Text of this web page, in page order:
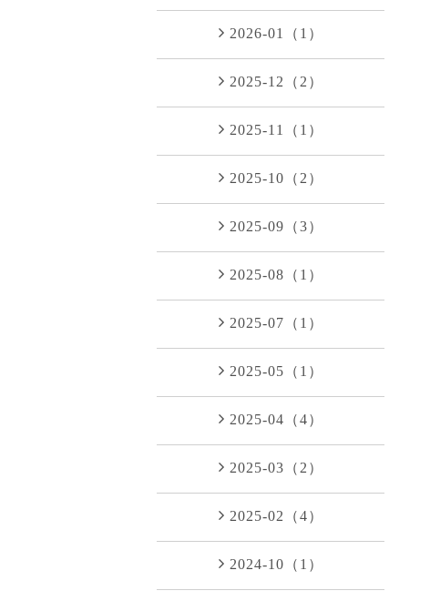
2026-01（1）
2025-12（2）
2025-11（1）
2025-10（2）
2025-09（3）
2025-08（1）
2025-07（1）
2025-05（1）
2025-04（4）
2025-03（2）
2025-02（4）
2024-10（1）